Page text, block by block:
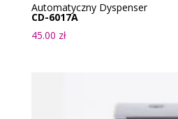
Automatyczny Dyspenser
CD-6017A
45.00 zł